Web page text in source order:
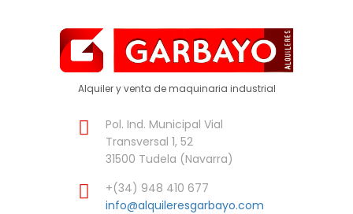
Alquiler y venta de maquinaria industrial
Pol. Ind. Municipal Vial
Transversal 1, 52
31500 Tudela (Navarra)
+(34) 948 410 677
info@alquileresgarbayo.com